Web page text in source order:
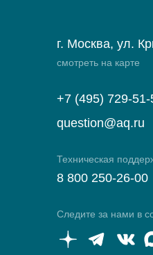
г. Москва, ул.
смотреть на карте
+7 (495) 729-51-
question@aq.ru
Техническая
8 800 250-26-00
Следите за нами в